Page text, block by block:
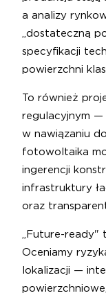
a analizy
„dostateczną
specyfikacji
powierzchni
To również
regulacyjnym
w nawiązaniu
fotowoltaika
ingerencji
infrastruktury
oraz
„Future-
Oceniamy
lokalizacji —